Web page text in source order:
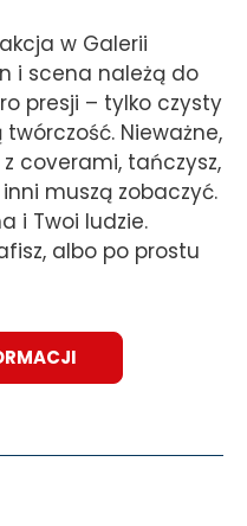
w Galerii
i scena należą do
presji – tylko czysty
Nieważne,
z coverami, tańczysz,
muszą zobaczyć.
i Twoi ludzie.
albo po prostu